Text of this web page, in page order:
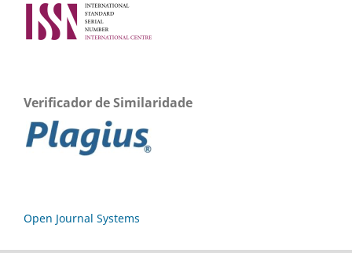
Verificador de Similaridade
Open Journal Systems